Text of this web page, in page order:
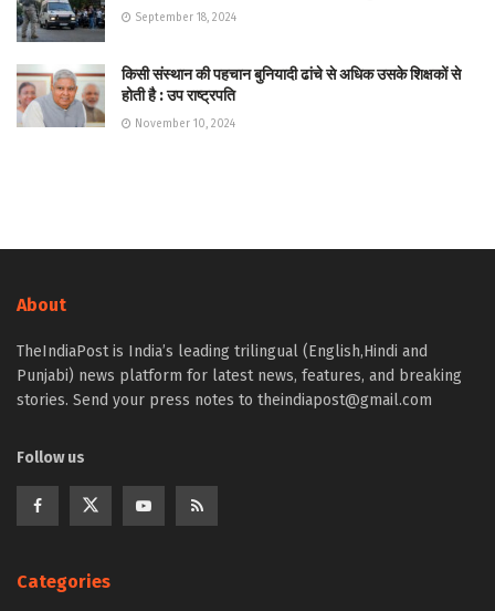
September 18, 2024
किसी संस्थान की पहचान बुनियादी ढांचे से अधिक उसके शिक्षकों से
होती है : उप राष्ट्रपति
November 10, 2024
About
TheIndiaPost is India’s leading trilingual (English,Hindi and
Punjabi) news platform for latest news, features, and breaking
stories. Send your press notes to theindiapost@gmail.com
Follow us
Categories